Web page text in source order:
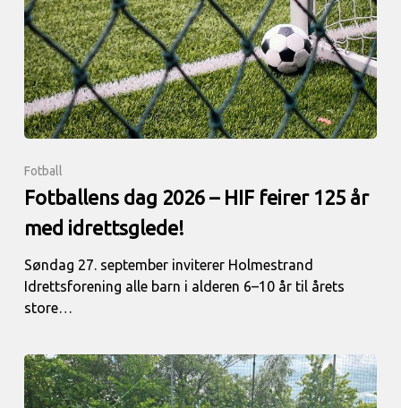
Fotball
Fotballens dag 2026 – HIF feirer 125 år
med idrettsglede!
Søndag 27. september inviterer Holmestrand
Idrettsforening alle barn i alderen 6–10 år til årets
store…